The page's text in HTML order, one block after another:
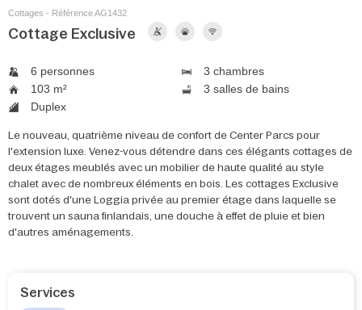
Cottages - Référence AG1432
Cottage Exclusive
6 personnes
3 chambres
103 m²
3 salles de bains
Duplex
Le nouveau, quatrième niveau de confort de Center Parcs pour
l'extension luxe. Venez-vous détendre dans ces élégants cottages de
deux étages meublés avec un mobilier de haute qualité au style
chalet avec de nombreux éléments en bois. Les cottages Exclusive
sont dotés d'une Loggia privée au premier étage dans laquelle se
trouvent un sauna finlandais, une douche à effet de pluie et bien
d'autres aménagements.
Services